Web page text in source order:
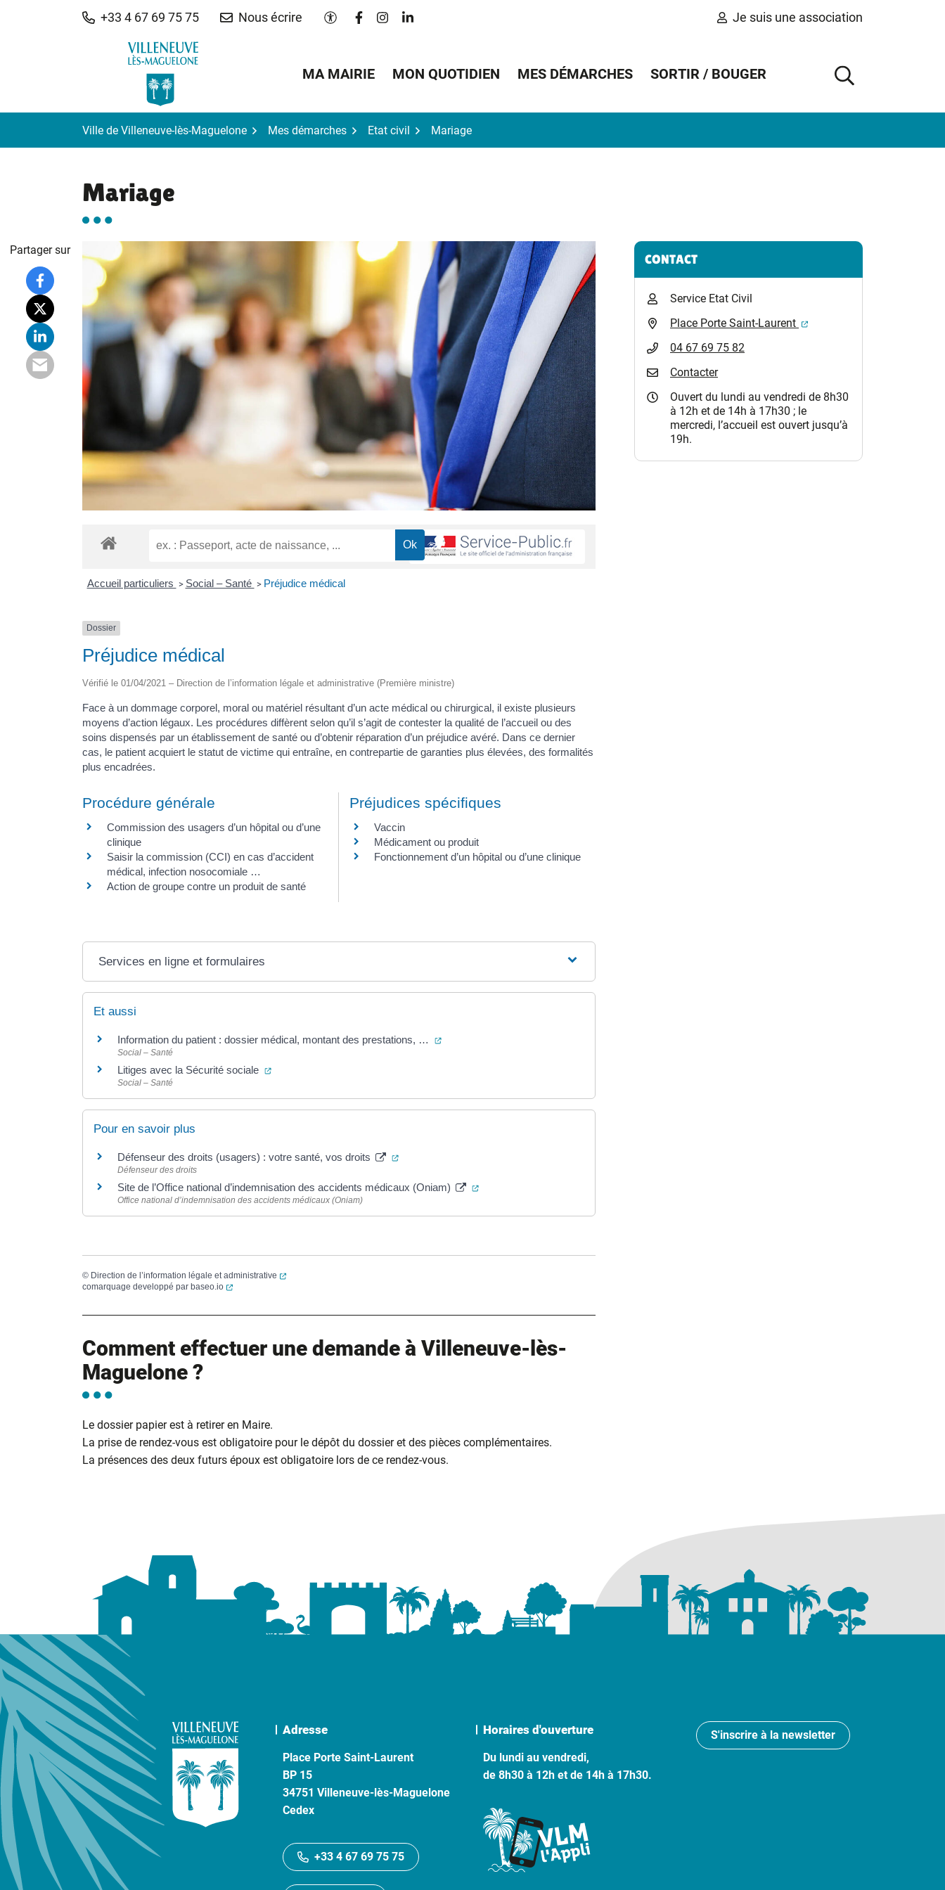
+33 4 67 69 75 75 Nous écrire Paramètres d'accessibilité
Lien vers le compte Facebook
Lien vers le compte Instagram
Lien vers le compte Linkedin Je suis une association
MA MAIRIE MON QUOTIDIEN MES DÉMARCHES SORTIR / BOUGER
AFFICHER
Ville de Villeneuve-lès-Maguelone Mes démarches Etat civil Mariage
Mariage
Accueil particuliers > Social – Santé > Préjudice médical
Dossier
Préjudice médical
Vérifié le 01/04/2021 – Direction de l’information légale et administrative (Première ministre)
Face à un dommage corporel, moral ou matériel résultant d’un acte médical ou chirurgical, il existe plusieurs
moyens d’action légaux. Les procédures diffèrent selon qu’il s’agit de contester la qualité de l’accueil ou des
soins dispensés par un établissement de santé ou d’obtenir réparation d’un préjudice avéré. Dans ce dernier
cas, le patient acquiert le statut de victime qui entraîne, en contrepartie de garanties plus élevées, des formalités
plus encadrées.
Procédure générale
Commission des usagers d’un hôpital ou d’une
clinique
Saisir la commission (CCI) en cas d’accident
médical, infection nosocomiale …
Action de groupe contre un produit de santé
Préjudices spécifiques
Vaccin
Médicament ou produit
Fonctionnement d’un hôpital ou d’une clinique
Services en ligne et formulaires
Et aussi
Information du patient : dossier médical, montant des prestations, … (ouverture dans un nouvel onglet)
Social – Santé
Litiges avec la Sécurité sociale (ouverture dans un nouvel onglet)
Social – Santé
Pour en savoir plus
Défenseur des droits (usagers) : votre santé, vos droits (ouverture dans un nouvel onglet)
Défenseur des droits
Site de l’Office national d’indemnisation des accidents médicaux (Oniam) (ouverture dans un nouvel onglet)
Office national d’indemnisation des accidents médicaux (Oniam)
© Direction de l’information légale et administrative
(ouverture dans un nouvel onglet)
comarquage developpé par baseo.io (ouverture dans un nouvel onglet)
Comment effectuer une demande à Villeneuve-lès-
Maguelone ?
Le dossier papier est à retirer en Maire.
La prise de rendez-vous est obligatoire pour le dépôt du dossier et des pièces complémentaires.
La présences des deux futurs époux est obligatoire lors de ce rendez-vous.
Partager sur Informations complémentaires
CONTACT
Service Etat Civil
Place Porte Saint-Laurent
(ouverture dans un nouvel
04 67 69 75 82
Contacter
Ouvert du lundi au vendredi de 8h30
à 12h et de 14h à 17h30 ; le
mercredi, l’accueil est ouvert jusqu’à
19h.
Adresse
Place Porte Saint-Laurent
BP 15
34751 Villeneuve-lès-Maguelone
Cedex
+33 4 67 69 75 75
Horaires d'ouverture
Du lundi au vendredi,
de 8h30 à 12h et de 14h à 17h30.
S'inscrire à la newsletter